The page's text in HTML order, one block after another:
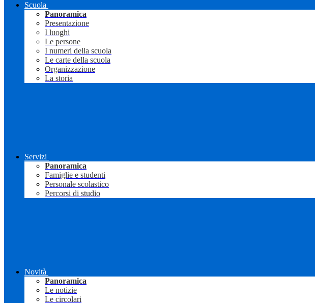
Scuola
Panoramica
Presentazione
I luoghi
Le persone
I numeri della scuola
Le carte della scuola
Organizzazione
La storia
Servizi
Panoramica
Famiglie e studenti
Personale scolastico
Percorsi di studio
Novità
Panoramica
Le notizie
Le circolari